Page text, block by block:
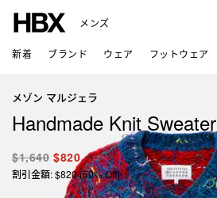
メンズ
新着 ブランド ウェア フットウェア
メゾン マルジェラ
Handmade Knit Sweater
$1,640 $820
割引金額: $820 (50% Off)